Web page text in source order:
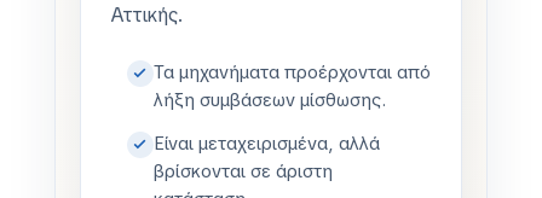
Αττικής.
Τα μηχανήματα προέρχονται από
λήξη συμβάσεων μίσθωσης.
Είναι μεταχειρισμένα, αλλά
βρίσκονται σε άριστη